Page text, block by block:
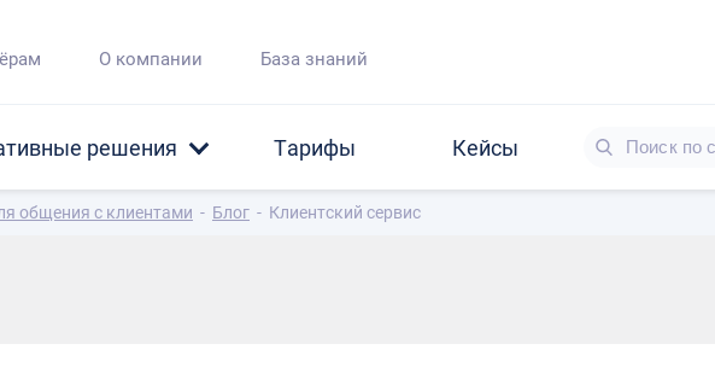
решения Тарифы Кейсы
О компании База знаний
общения с клиентами - Блог - Клиентский сервис